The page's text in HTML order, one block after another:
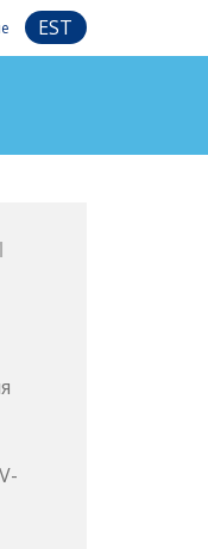
EST